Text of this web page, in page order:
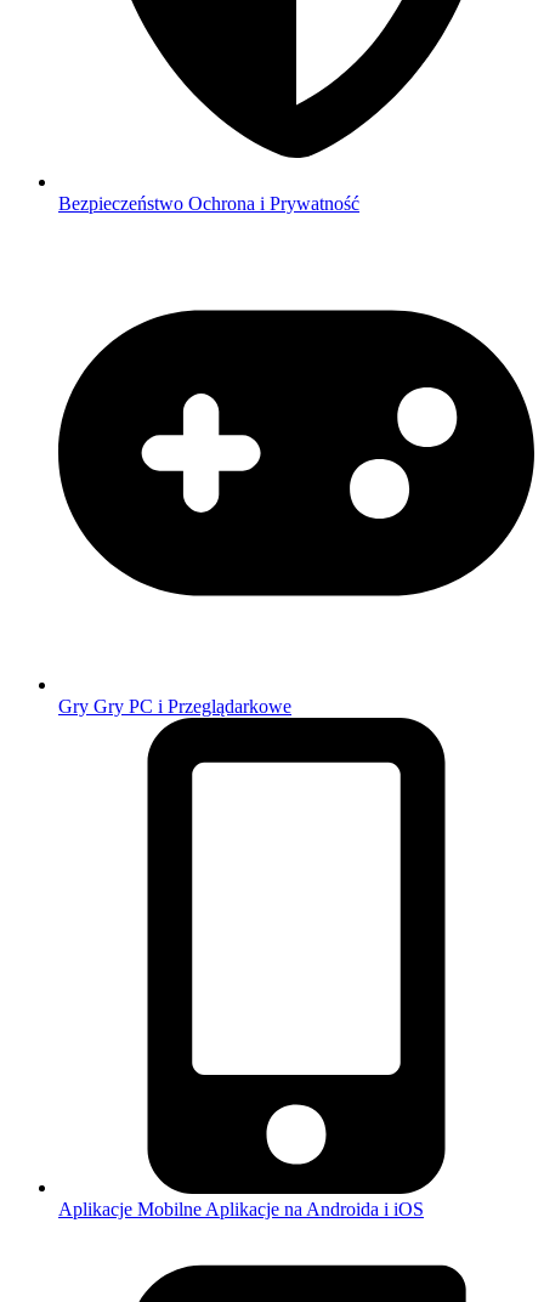
Bezpieczeństwo Ochrona i Prywatność
Gry Gry PC i Przeglądarkowe
Aplikacje Mobilne Aplikacje na Androida i iOS